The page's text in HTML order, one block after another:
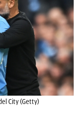
City (Getty)